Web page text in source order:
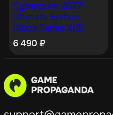
Cyberpunk 2077:
Ultimate Edition
(Xbox Series X|S)
6 490 ₽